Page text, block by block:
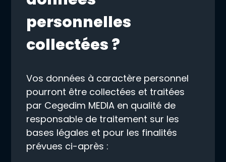
personnelles
collectées ?
Vos données à caractère personnel
pourront être collectées et traitées
par Cegedim MEDIA en qualité de
responsable de traitement sur les
bases légales et pour les finalités
prévues ci-après :